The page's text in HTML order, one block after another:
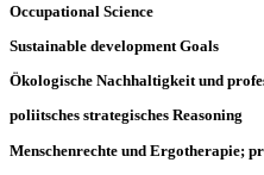
Occupational Science
Sustainable development Goals
Ökologische Nachhaltigkeit und
poliitsches strategisches Reasoning
Menschenrechte und Ergotherapie;